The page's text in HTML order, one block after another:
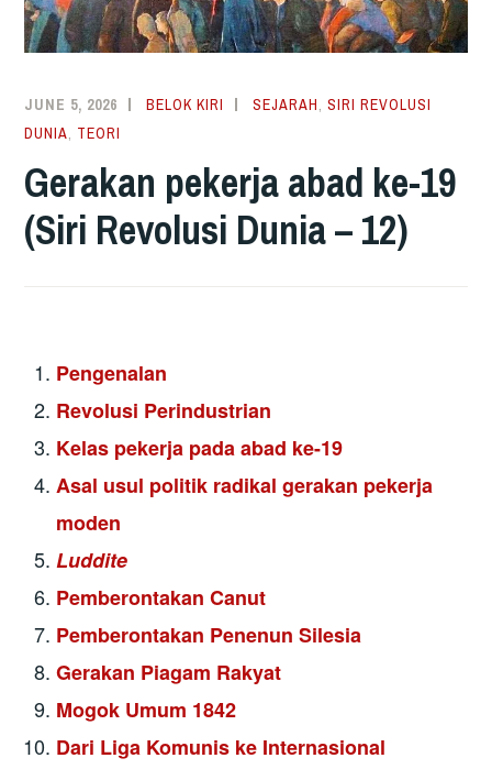
JUNE 5, 2026 BELOK KIRI SEJARAH,SIRI REVOLUSI
DUNIA, TEORI
Gerakan pekerja abad ke-19
(Siri Revolusi Dunia – 12)
Pengenalan
Revolusi Perindustrian
Kelas pekerja pada abad ke-19
Asal usul politik radikal gerakan pekerja
moden
Luddite
Pemberontakan Canut
Pemberontakan Penenun Silesia
Gerakan Piagam Rakyat
Mogok Umum 1842
Dari Liga Komunis ke Internasional